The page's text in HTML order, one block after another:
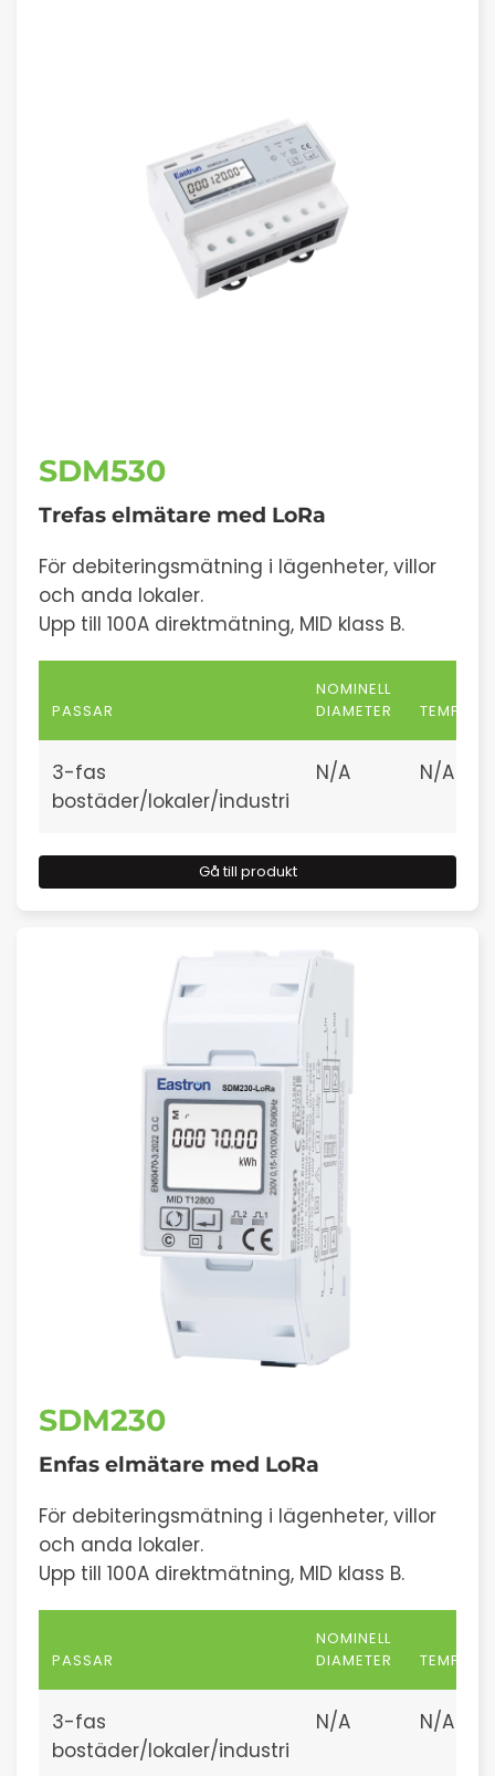
SDM530
Trefas elmätare med LoRa
För debiteringsmätning i lägenheter, villor
och anda lokaler.
Upp till 100A direktmätning, MID klass B.
PASSAR
NOMINELL
DIAMETER
3-fas
bostäder/lokaler/industri
N/A N/A
Gå till produkt
SDM230
Enfas elmätare med LoRa
För debiteringsmätning i lägenheter, villor
och anda lokaler.
Upp till 100A direktmätning, MID klass B.
PASSAR
NOMINELL
DIAMETER
3-fas
bostäder/lokaler/industri
N/A N/A